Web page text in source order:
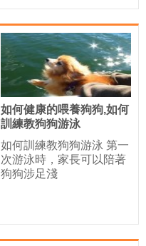
如何健康的喂養狗狗,如何
訓練教狗狗游泳
如何訓練教狗狗游泳 第一
次游泳時，家長可以陪著
狗狗涉足淺